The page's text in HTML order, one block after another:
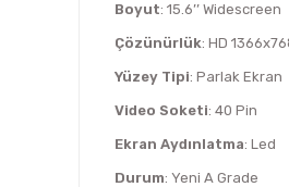
Boyut: 15.6’’ Widescreen
Çözünürlük: HD
Yüzey Tipi: Parlak Ekran
Video Soketi: 40 Pin
Ekran Aydınlatma: Led
Durum: Yeni A Grade